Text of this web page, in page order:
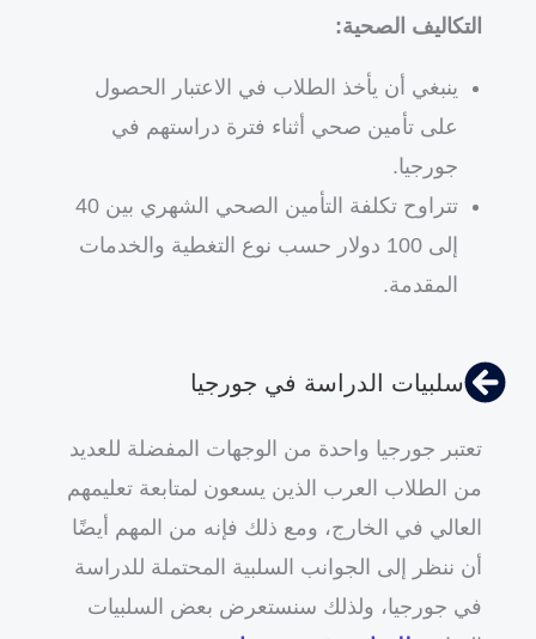
التكاليف الصحية:
ينبغي أن يأخذ الطلاب في الاعتبار الحصول
على تأمين صحي أثناء فترة دراستهم في
جورجيا.
تتراوح تكلفة التأمين الصحي الشهري بين 40
إلى 100 دولار حسب نوع التغطية والخدمات
المقدمة.
سلبيات الدراسة في جورجيا
تعتبر جورجيا واحدة من الوجهات المفضلة للعديد
من الطلاب العرب الذين يسعون لمتابعة تعليمهم
العالي في الخارج، ومع ذلك فإنه من المهم أيضًا
أن ننظر إلى الجوانب السلبية المحتملة للدراسة
في جورجيا، ولذلك سنستعرض بعض السلبيات